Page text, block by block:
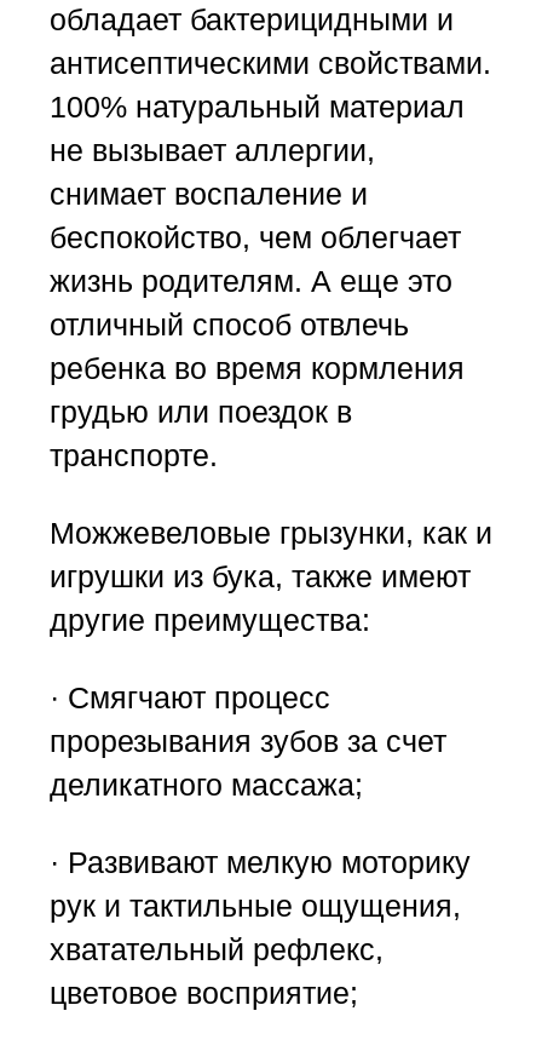
обладает бактерицидными и
антисептическими свойствами.
100% натуральный материал
не вызывает аллергии,
снимает воспаление и
беспокойство, чем облегчает
жизнь родителям. А еще это
отличный способ отвлечь
ребенка во время кормления
грудью или поездок в
транспорте.
Можжевеловые грызунки, как и
игрушки из бука, также имеют
другие преимущества:
· Смягчают процесс
прорезывания зубов за счет
деликатного массажа;
· Развивают мелкую моторику
рук и тактильные ощущения,
хватательный рефлекс,
цветовое восприятие;